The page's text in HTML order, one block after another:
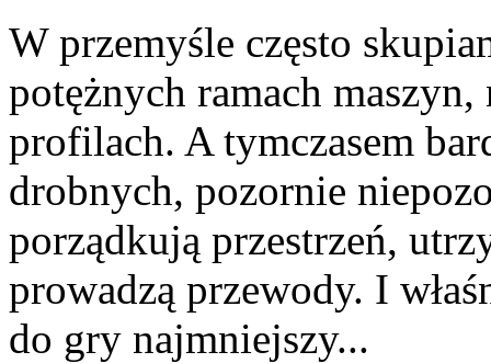
W przemyśle często
potężnych ramach
profilach. A tymczasem
drobnych, pozornie
porządkują przestrzeń,
prowadzą przewody. I
do gry najmniejszy...